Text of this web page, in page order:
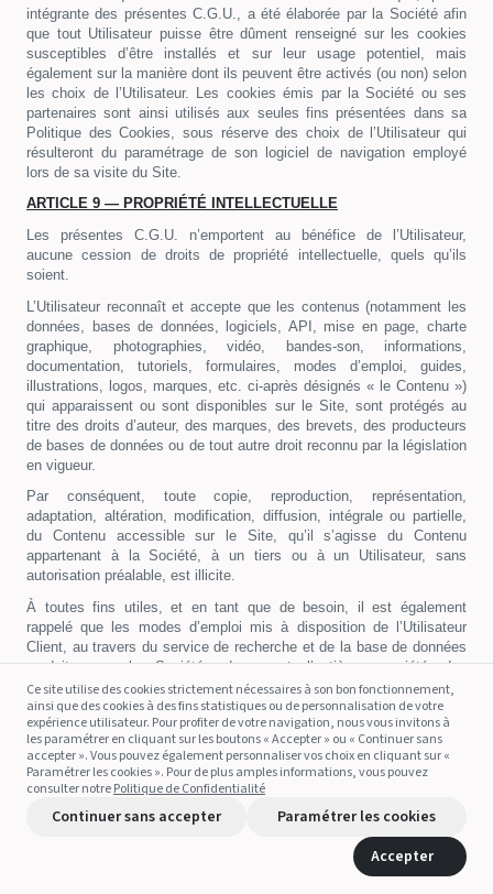
intégrante des présentes C.G.U., a été élaborée par la Société afin
que tout Utilisateur puisse être dûment renseigné sur les cookies
susceptibles d’être installés et sur leur usage potentiel, mais
également sur la manière dont ils peuvent être activés (ou non) selon
les choix de l’Utilisateur. Les cookies émis par la Société ou ses
partenaires sont ainsi utilisés aux seules fins présentées dans sa
Politique des Cookies, sous réserve des choix de l’Utilisateur qui
résulteront du paramétrage de son logiciel de navigation employé
lors de sa visite du Site.
ARTICLE 9 — PROPRIÉTÉ INTELLECTUELLE
Les présentes C.G.U. n’emportent au bénéfice de l’Utilisateur,
aucune cession de droits de propriété intellectuelle, quels qu’ils
soient.
L’Utilisateur reconnaît et accepte que les contenus (notamment les
données, bases de données, logiciels, API, mise en page, charte
graphique, photographies, vidéo, bandes-son, informations,
documentation, tutoriels, formulaires, modes d’emploi, guides,
illustrations, logos, marques, etc. ci-après désignés « le Contenu »)
qui apparaissent ou sont disponibles sur le Site, sont protégés au
titre des droits d’auteur, des marques, des brevets, des producteurs
de bases de données ou de tout autre droit reconnu par la législation
en vigueur.
Par conséquent, toute copie, reproduction, représentation,
adaptation, altération, modification, diffusion, intégrale ou partielle,
du Contenu accessible sur le Site, qu’il s’agisse du Contenu
appartenant à la Société, à un tiers ou à un Utilisateur, sans
autorisation préalable, est illicite.
À toutes fins utiles, et en tant que de besoin, il est également
rappelé que les modes d’emploi mis à disposition de l’Utilisateur
Client, au travers du service de recherche et de la base de données
produite par la Société, demeurent l’entière propriété des
constructeurs et fabricants concernés. La Société ne cède donc ni
ne concède, en aucun cas, de quelconques droits de propriété
intellectuelle sur les modes d’emploi recherchés par l’Utilisateur
Client pour répondre à son besoin d’information sur le
fonctionnement du ou des produits en sa possession. Seul un
service de recherche de modes d’emploi à la requête de l’Utilisateur
aucun cas les modes d’emploi pris en tant que tels) souscrit par
Tout éventuel constructeur ou fabricant qui ne souhaiterait pas voir
Ce site utilise des cookies strictement nécessaires à son bon fonctionnement,
ainsi que des cookies à des fins statistiques ou de personnalisation de votre
expérience utilisateur. Pour profiter de votre navigation, nous vous invitons à
les paramétrer en cliquant sur les boutons « Accepter » ou « Continuer sans
accepter ». Vous pouvez également personnaliser vos choix en cliquant sur «
Paramétrer les cookies ». Pour de plus amples informations, vous pouvez
consulter notrePolitique de Confidentialité
Continuer sans accepter
Paramétrer les cookies
Accepter